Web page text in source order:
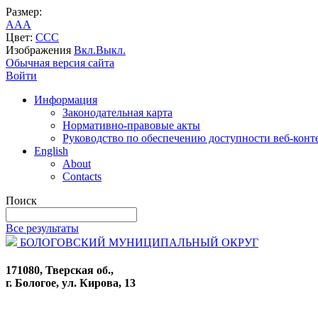
Размер:
AAA
Цвет: CCC
Изображения Вкл.Выкл.
Обычная версия сайта
Войти
Информация
Законодательная карта
Нормативно-правовые акты
Руководство по обеспечению доступности веб-
English
About
Contacts
Поиск
Все результаты
БОЛОГОВСКИЙ МУНИЦИПАЛЬНЫЙ ОКРУГ
171080, Тверская об.,
г. Бологое, ул. Кирова, 13